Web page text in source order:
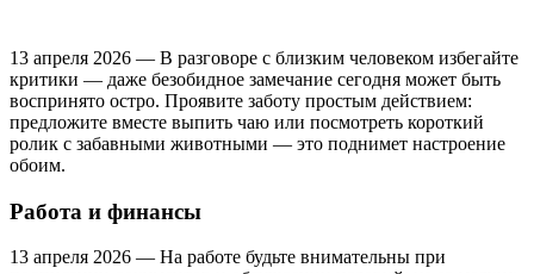
13 апреля 2026 — В разговоре с близким человеком избегайте
критики — даже безобидное замечание сегодня может быть
воспринято остро. Проявите заботу простым действием:
предложите вместе выпить чаю или посмотреть короткий
ролик с забавными животными — это поднимет настроение
обоим.
Работа и финансы
13 апреля 2026 — На работе будьте внимательны при